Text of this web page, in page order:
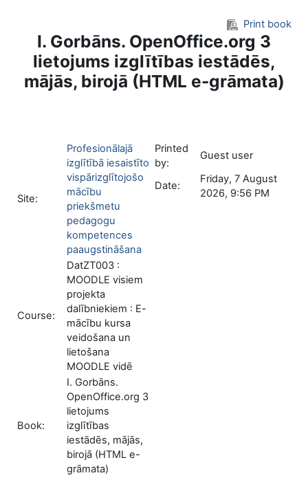
Print book
I. Gorbāns. OpenOffice.org 3
lietojums izglītības iestādēs,
mājās, birojā (HTML e-grāmata)
Site:
Profesionālajā
izglītībā iesaistīto
vispārizglītojošo
mācību
priekšmetu
pedagogu
kompetences
paaugstināšana
Course:
DatZT003 :
MOODLE visiem
projekta
dalībniekiem : E-
mācību kursa
veidošana un
lietošana
MOODLE vidē
Book:
I. Gorbāns.
OpenOffice.org 3
lietojums
izglītības
iestādēs, mājās,
birojā (HTML e-
grāmata)
Printed
by:
Guest user
Date:
Friday, 7 August
2026, 9:56 PM